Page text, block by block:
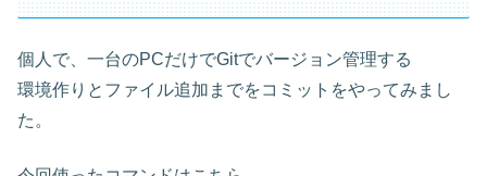
個人で、一台のPCだけでGitでバージョン管理する
環境作りとファイル追加までをコミットをやってみまし
た。